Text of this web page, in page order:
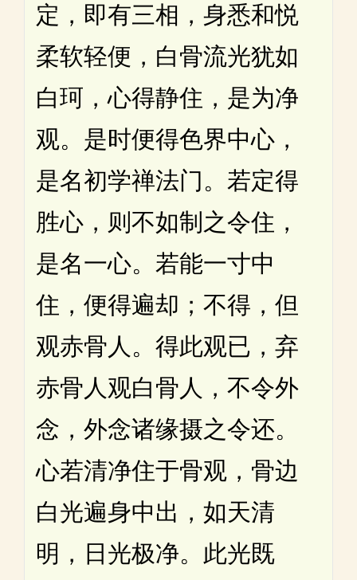
定，即有三相，身悉和悦
柔软轻便，白骨流光犹如
白珂，心得静住，是为净
观。是时便得色界中心，
是名初学禅法门。若定得
胜心，则不如制之令住，
是名一心。若能一寸中
住，便得遍却；不得，但
观赤骨人。得此观已，弃
赤骨人观白骨人，不令外
念，外念诸缘摄之令还。
心若清净住于骨观，骨边
白光遍身中出，如天清
明，日光极净。此光既